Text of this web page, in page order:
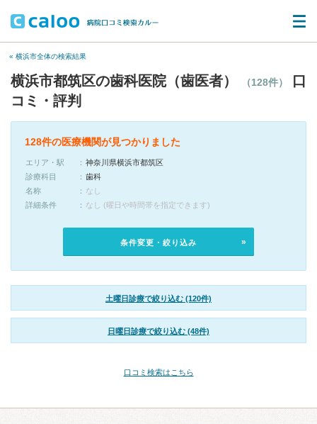
« 横浜市全体の検索結果
横浜市都筑区の歯科医院（歯医者） （128件）
口
コミ・評判
128件の医療機関が見つかりました
エリア・駅
神奈川県横浜市都筑区
診療科目
歯科
名称
なし
詳細条件
なし (曜日や時間帯を指定できます)
条件変更・絞り込み
土曜日診療で絞り込む (120件)
日曜日診療で絞り込む (48件)
口コミ検索はこちら